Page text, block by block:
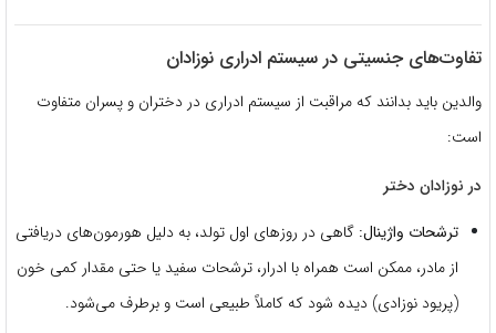
تفاوت‌های جنسیتی در سیستم ادراری نوزادان
والدین باید بدانند که مراقبت از سیستم ادراری در دختران و پسران متفاوت
است:
در نوزادان دختر
ترشحات واژینال: گاهی در روزهای اول تولد، به دلیل هورمون‌های دریافتی
از مادر، ممکن است همراه با ادرار، ترشحات سفید یا حتی مقدار کمی خون
(پریود نوزادی) دیده شود که کاملاً طبیعی است و برطرف می‌شود.